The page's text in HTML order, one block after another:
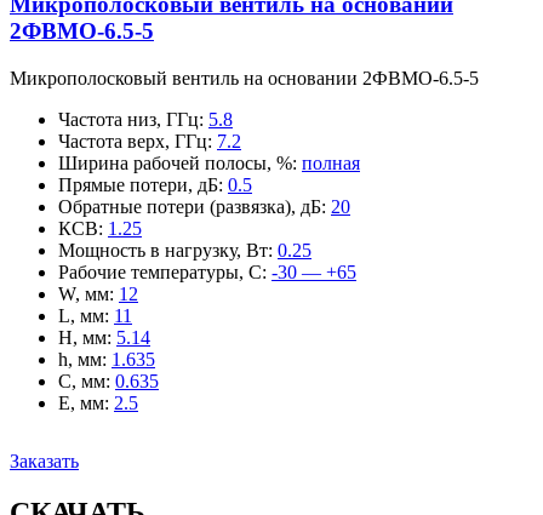
2ФВМO-6.5-5
Микрополосковый вентиль на основании 2ФВМO-6.5-5
Частота низ, ГГц: 5.8
Частота верх, ГГц: 7.2
Ширина рабочей полосы, %: полная
Прямые потери, дБ: 0.5
Обратные потери (развязка), дБ: 20
КСВ: 1.25
Мощность в нагрузку, Вт: 0.25
Рабочие температуры, С: -30 — +65
W, мм: 12
L, мм: 11
H, мм: 5.14
h, мм: 1.635
C, мм: 0.635
E, мм: 2.5
Заказать